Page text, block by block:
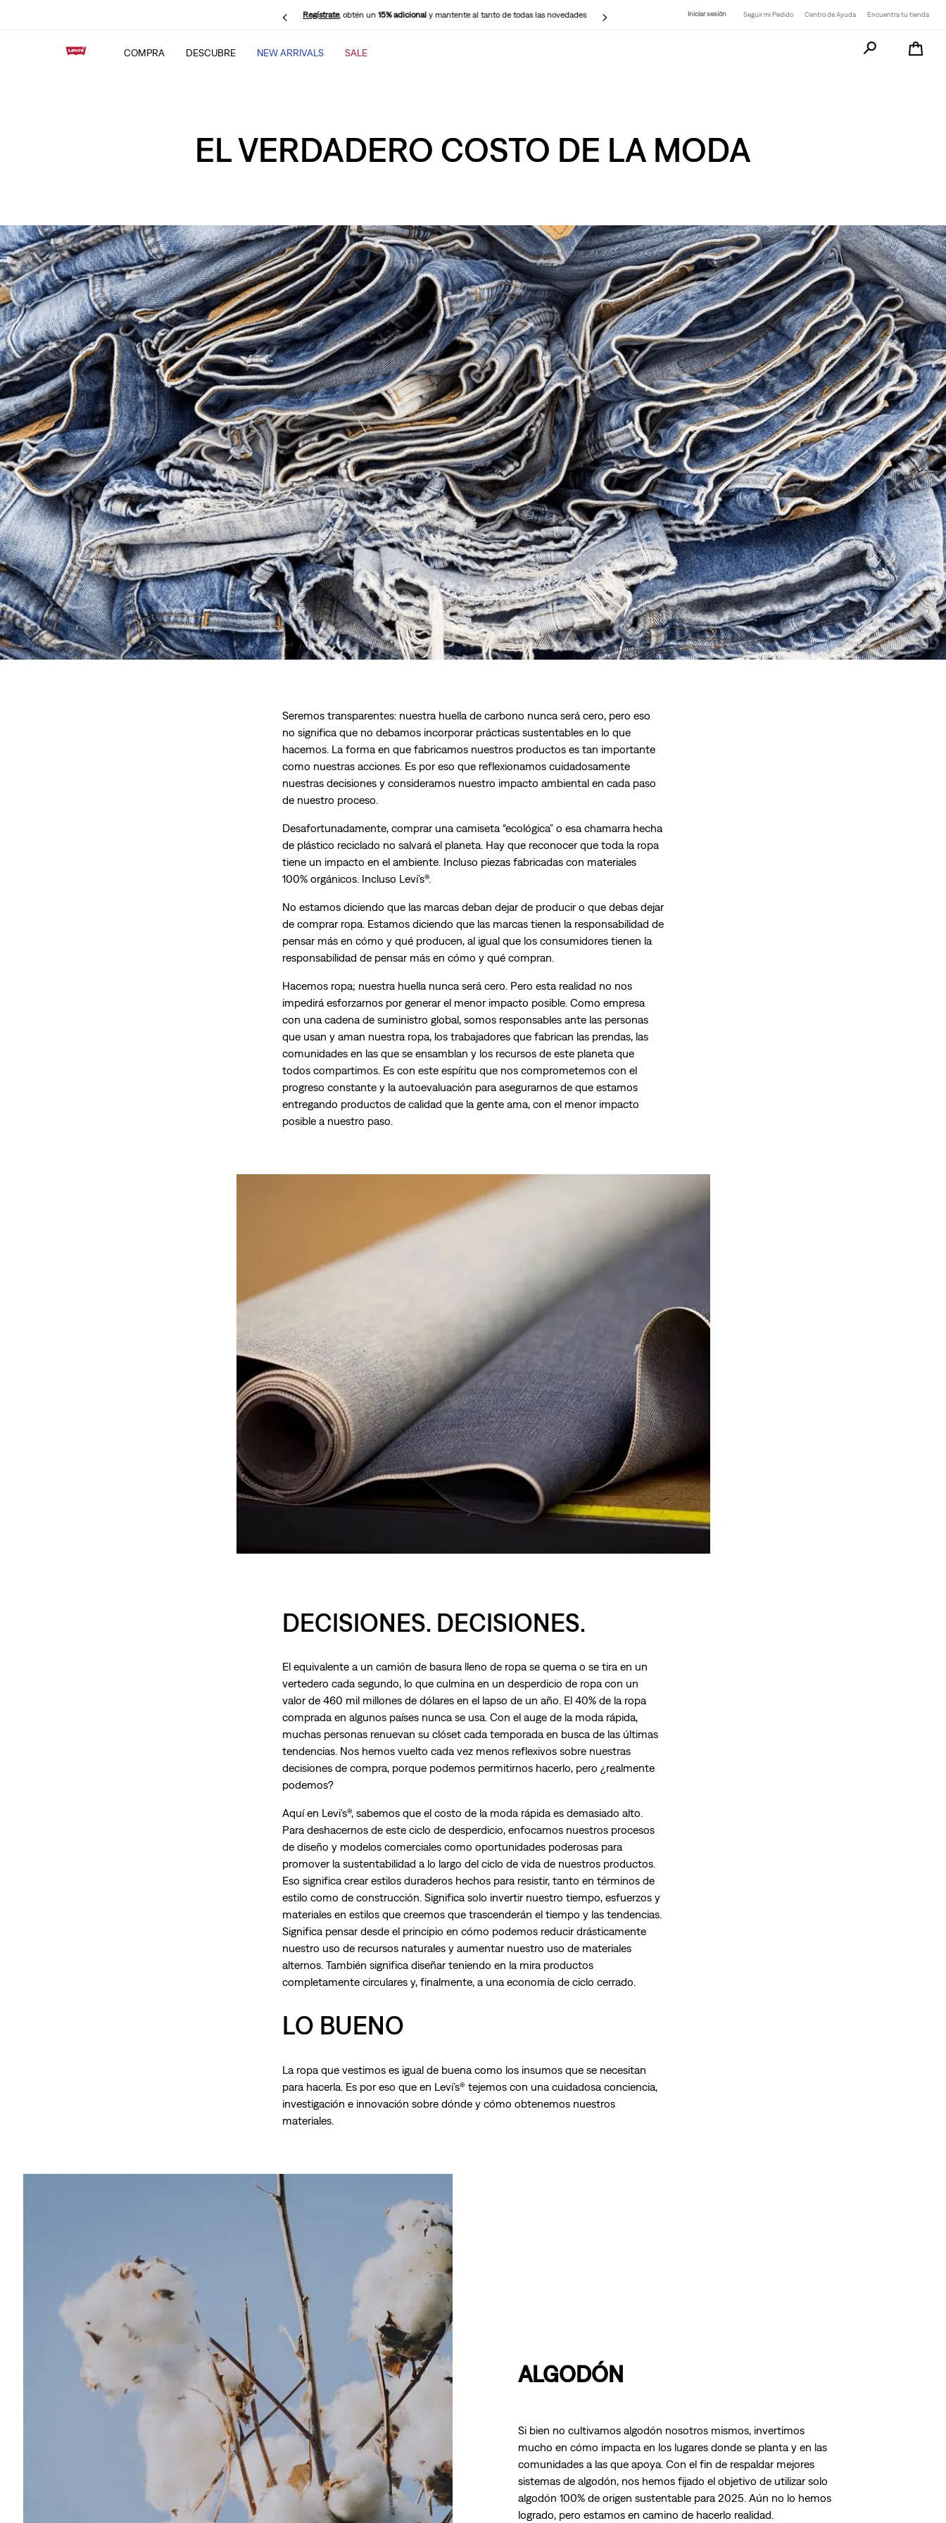
Regístrate, obtén un15% adicional y mantente al tanto de todas las novedades Iniciar sesión Seguir mi Pedido Centro de Ayuda Encuentra tu tienda
COMPRA DESCUBRE NEW ARRIVALS SALE
Busca tu producto
EL VERDADERO COSTO DE LA MODA
Seremos transparentes: nuestra huella de carbono nunca será cero, pero eso
no significa que no debamos incorporar prácticas sustentables en lo que
hacemos. La forma en que fabricamos nuestros productos es tan importante
como nuestras acciones. Es por eso que reflexionamos cuidadosamente
nuestras decisiones y consideramos nuestro impacto ambiental en cada paso
de nuestro proceso.
Desafortunadamente, comprar una camiseta “ecológica” o esa chamarra hecha
de plástico reciclado no salvará el planeta. Hay que reconocer que toda la ropa
tiene un impacto en el ambiente. Incluso piezas fabricadas con materiales
100% orgánicos. Incluso Levi’s®.
No estamos diciendo que las marcas deban dejar de producir o que debas dejar
de comprar ropa. Estamos diciendo que las marcas tienen la responsabilidad de
pensar más en cómo y qué producen, al igual que los consumidores tienen la
responsabilidad de pensar más en cómo y qué compran.
Hacemos ropa; nuestra huella nunca será cero. Pero esta realidad no nos
impedirá esforzarnos por generar el menor impacto posible. Como empresa
con una cadena de suministro global, somos responsables ante las personas
que usan y aman nuestra ropa, los trabajadores que fabrican las prendas, las
comunidades en las que se ensamblan y los recursos de este planeta que
todos compartimos. Es con este espíritu que nos comprometemos con el
progreso constante y la autoevaluación para asegurarnos de que estamos
entregando productos de calidad que la gente ama, con el menor impacto
posible a nuestro paso.
DECISIONES. DECISIONES.
El equivalente a un camión de basura lleno de ropa se quema o se tira en un
vertedero cada segundo, lo que culmina en un desperdicio de ropa con un
valor de 460 mil millones de dólares en el lapso de un año. El 40% de la ropa
comprada en algunos países nunca se usa. Con el auge de la moda rápida,
muchas personas renuevan su clóset cada temporada en busca de las últimas
tendencias. Nos hemos vuelto cada vez menos reflexivos sobre nuestras
decisiones de compra, porque podemos permitirnos hacerlo, pero ¿realmente
podemos?
Aquí en Levi's®, sabemos que el costo de la moda rápida es demasiado alto.
Para deshacernos de este ciclo de desperdicio, enfocamos nuestros procesos
de diseño y modelos comerciales como oportunidades poderosas para
promover la sustentabilidad a lo largo del ciclo de vida de nuestros productos.
Eso significa crear estilos duraderos hechos para resistir, tanto en términos de
estilo como de construcción. Significa solo invertir nuestro tiempo, esfuerzos y
materiales en estilos que creemos que trascenderán el tiempo y las tendencias.
Significa pensar desde el principio en cómo podemos reducir drásticamente
nuestro uso de recursos naturales y aumentar nuestro uso de materiales
alternos. También significa diseñar teniendo en la mira productos
completamente circulares y, finalmente, a una economía de ciclo cerrado.
LO BUENO
La ropa que vestimos es igual de buena como los insumos que se necesitan
para hacerla. Es por eso que en Levi’s® tejemos con una cuidadosa conciencia,
investigación e innovación sobre dónde y cómo obtenemos nuestros
materiales.
ALGODÓN
Si bien no cultivamos algodón nosotros mismos, invertimos
mucho en cómo impacta en los lugares donde se planta y en las
comunidades a las que apoya. Con el fin de respaldar mejores
sistemas de algodón, nos hemos fijado el objetivo de utilizar solo
algodón 100% de origen sustentable para 2025. Aún no lo hemos
logrado, pero estamos en camino de hacerlo realidad.
3.
jeans hombre
6.
505 jeans hombre
7.
polo hombre
8.
wide leg
9.
jeans mujer 318
10. 501 mujer